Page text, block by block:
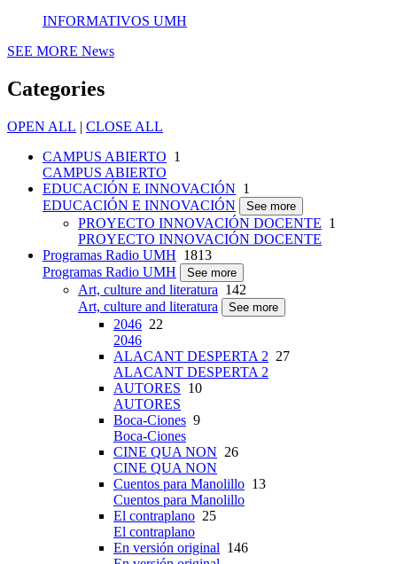
INFORMATIVOS UMH
SEE MORE News
Categories
OPEN ALL | CLOSE ALL
CAMPUS ABIERTO 1
CAMPUS ABIERTO
EDUCACIÓN E INNOVACIÓN 1
EDUCACIÓN E INNOVACIÓN
See more
PROYECTO INNOVACIÓN DOCENTE 1
PROYECTO INNOVACIÓN DOCENTE
Programas Radio UMH 1813
Programas Radio UMH
See more
Art, culture and literatura 142
Art, culture and literatura
See more
2046 22
2046
ALACANT DESPERTA 2 27
ALACANT DESPERTA 2
AUTORES 10
AUTORES
Boca-Ciones 9
Boca-Ciones
CINE QUA NON 26
CINE QUA NON
Cuentos para Manolillo 13
Cuentos para Manolillo
El contraplano 25
El contraplano
En versión original 146